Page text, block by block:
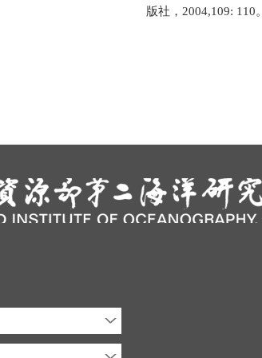
版社，2004,109: 110。